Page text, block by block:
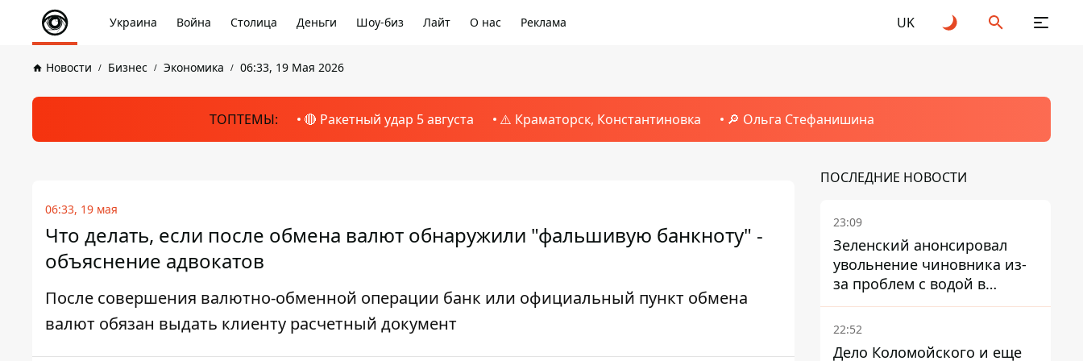
Украина Война Столица Деньги Шоу-биз Лайт О нас Реклама UK
Новости Бизнес Экономика 06:33, 19 Мая 2026
ТОПТЕМЫ: 🔴 Ракетный удар 5 августа ⚠️ Краматорск, Константиновка 🔎 Ольга Стефанишина
06:33, 19 мая
Что делать, если после обмена валют обнаружили "фальшивую банкноту" -
объяснение адвокатов
После совершения валютно-обменной операции банк или официальный пункт обмена
валют обязан выдать клиенту расчетный документ
ПОСЛЕДНИЕ НОВОСТИ
23:09
Зеленский анонсировал
увольнение чиновника из-
за проблем с водой в
Марганце
22:52
Дело Коломойского и еще